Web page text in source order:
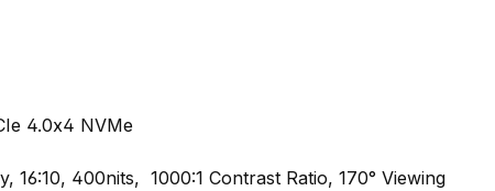
4.0x4 NVMe
16:10, 400nits, 1000:1 Contrast Ratio, 170° Viewing